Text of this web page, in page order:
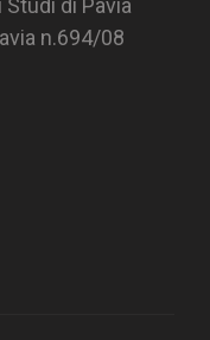
Studi di Pavia
n.694/08